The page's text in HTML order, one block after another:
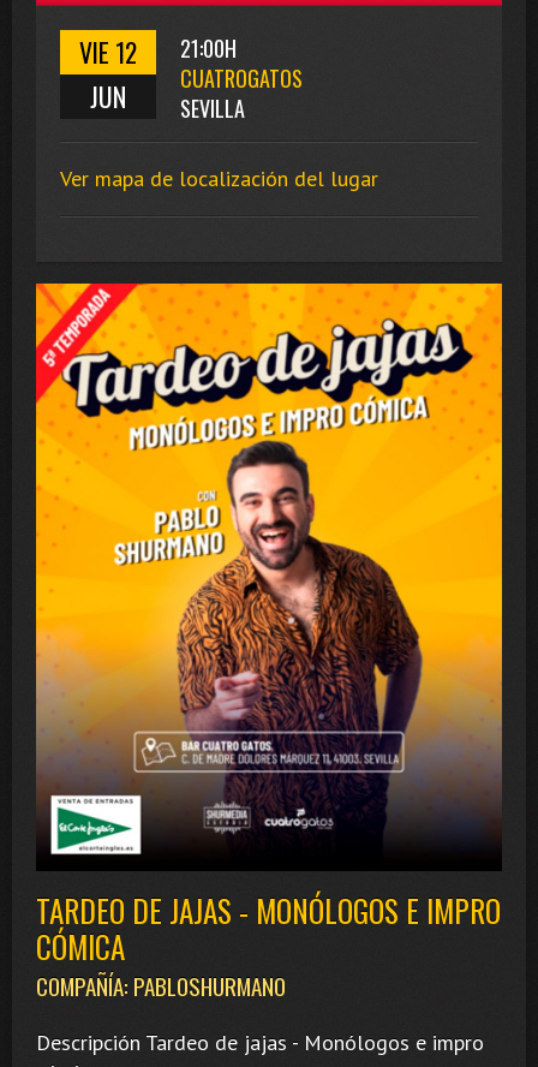
VIE 12
JUN
21:00H
CUATROGATOS
SEVILLA
Ver mapa de localización del lugar
TARDEO DE JAJAS - MONÓLOGOS E IMPRO
CÓMICA
COMPAÑÍA: PABLOSHURMANO
Descripción Tardeo de jajas - Monólogos e impro